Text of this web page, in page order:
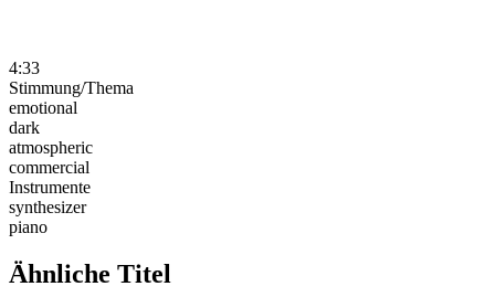
4:33
Stimmung/Thema
emotional
dark
atmospheric
commercial
Instrumente
synthesizer
piano
Ähnliche Titel